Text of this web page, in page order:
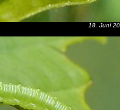
18. Juni